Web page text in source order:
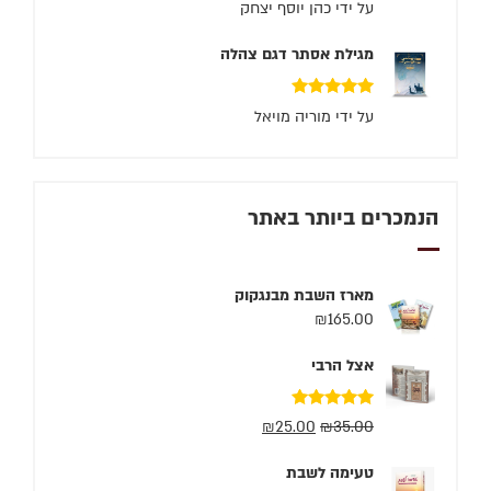
על ידי כהן יוסף יצחק
מגילת אסתר דגם צהלה
דורג
על ידי מוריה מויאל
הנמכרים ביותר באתר
מארז השבת מבנגקוק
₪165.00
אצל הרבי
דורג5.00
מתוך 5 ₪35.00
₪25.00
טעימה לשבת